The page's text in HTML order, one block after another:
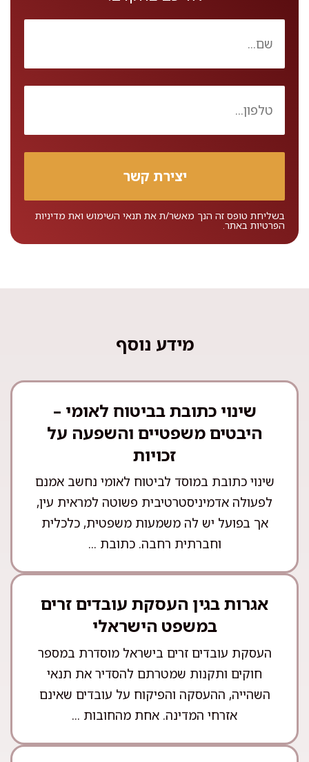
בשליחת טופס זה הנך מאשר/ת את תנאי השימוש ואת מדיניות
הפרטיות באתר.
מידע נוסף
שינוי כתובת בביטוח לאומי –
היבטים משפטיים והשפעה על
זכויות
שינוי כתובת במוסד לביטוח לאומי נחשב אמנם
לפעולה אדמיניסטרטיבית פשוטה למראית עין,
אך בפועל יש לה משמעות משפטית, כלכלית
וחברתית רחבה. כתובת ...
אגרות בגין העסקת עובדים זרים
במשפט הישראלי
העסקת עובדים זרים בישראל מוסדרת במספר
חוקים ותקנות שמטרתם להסדיר את תנאי
השהייה, ההעסקה והפיקוח על עובדים שאינם
אזרחי המדינה. אחת מהחובות ...